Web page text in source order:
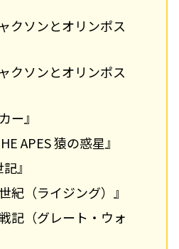
クソンとオリンポス
クソンとオリンポス
ー』
APES 猿の惑星』
』
紀（ライジング）』
記（グレート・ウォ